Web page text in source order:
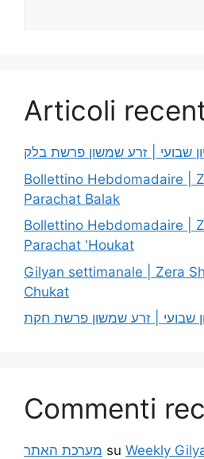
Articoli
שבועי | זרע שמשון פרשת בלק
Bollettino Hebdomadaire |
Parachat Balak
Bollettino Hebdomadaire |
Parachat 'Houkat
Gilyan settimanale | Zera
Chukat
שבועי | זרע שמשון פרשת חקת
Commenti
מערכת האתר su Weekly